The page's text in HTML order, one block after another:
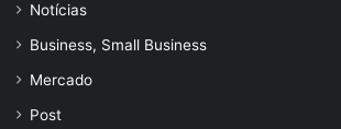
Notícias
Business, Small Business
Mercado
Post